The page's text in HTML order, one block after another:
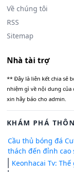
Về chúng tôi
RSS
Sitemap
Nhà tài trợ
** Đây là liên kết chia sẻ
nhiệm gì về nội dung
xin hãy báo cho admin.
KHÁM PHÁ
Cầu thủ bóng đá
thách đến đỉnh cao
Keonhacai Tv: